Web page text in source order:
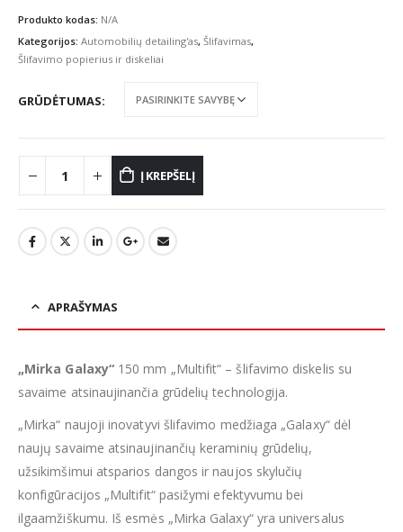
Produkto kodas: N/A
Kategorijos: Automobilių detailing'as, Šlifavimas,
Šlifavimo popierius ir diskeliai
GRŪDĖTUMAS
Į KREPŠELĮ
APRAŠYMAS
„Mirka Galaxy“150 mm „Multifit“ – šlifavimo diskelis su
savaime atsinaujinančia grūdelių technologija.
„Mirka“ naujoji inovatyvi šlifavimo medžiaga „Galaxy“ dėl
naujų savaime atsinaujinančių keraminių grūdelių,
užsikimšimui atsparios dangos ir naujos skylučių
konfigūracijos „Multifit“ pasižymi efektyvumu bei
ilgaamžiškumu. Iš esmės „Mirka Galaxy“ yra universalus